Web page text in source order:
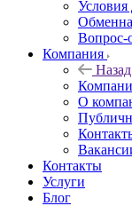
Условия
Вопрос-
Компания
Назад
О
Контакты
Услуги
Блог